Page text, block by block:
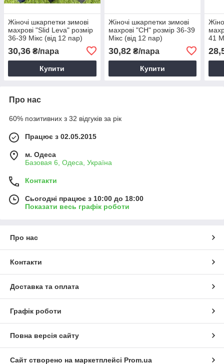
Жіночі шкарпетки зимові
махрові "Slid Leva" розмір
36-39 Мікс (від 12 пар)
30,36 ₴/пара
Купити
Жіночі шкарпетки зимові
махрові "CH" розмір 36-39
Мікс (від 12 пар)
30,82₴/пара
Купити
41
Про нас
60% позитивних з 32 відгуків за рік
Працює з 02.05.2015
м. Одеса
Базовая 6, Одеса, Україна
Контакти
Сьогодні працює з 10:00 до 18:00
Показати весь графік роботи
Про нас
Контакти
Доставка та оплата
Графік роботи
Повна версія сайту
Сайт створено на маркетплейсі Prom.ua